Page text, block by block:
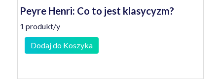
Peyre Henri: Co to jest klasycyzm?
1 produkt/y
Dodaj do Koszyka